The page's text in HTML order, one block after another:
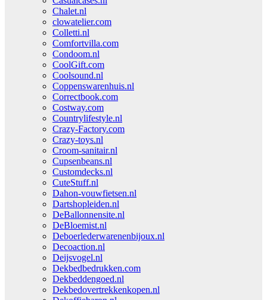
Chalet.nl
clowatelier.com
Colletti.nl
Comfortvilla.com
Condoom.nl
CoolGift.com
Coolsound.nl
Coppenswarenhuis.nl
Correctbook.com
Costway.com
Countrylifestyle.nl
Crazy-Factory.com
Crazy-toys.nl
Croom-sanitair.nl
Cupsenbeans.nl
Customdecks.nl
CuteStuff.nl
Dahon-vouwfietsen.nl
Dartshopleiden.nl
DeBallonnensite.nl
DeBloemist.nl
Deboerlederwarenenbijoux.nl
Decoaction.nl
Deijsvogel.nl
Dekbedbedrukken.com
Dekbeddengoed.nl
Dekbedovertrekkenkopen.nl